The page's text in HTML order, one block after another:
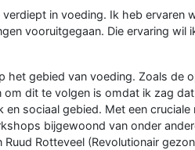
in voeding. Ik heb ervaren
vooruitgegaan. Die ervaring wil
het gebied van voeding. Zoals de
dit te volgen is omdat ik zag
sociaal gebied. Met een cruciale
bijgewoond van onder
Rotteveel (Revolutionair